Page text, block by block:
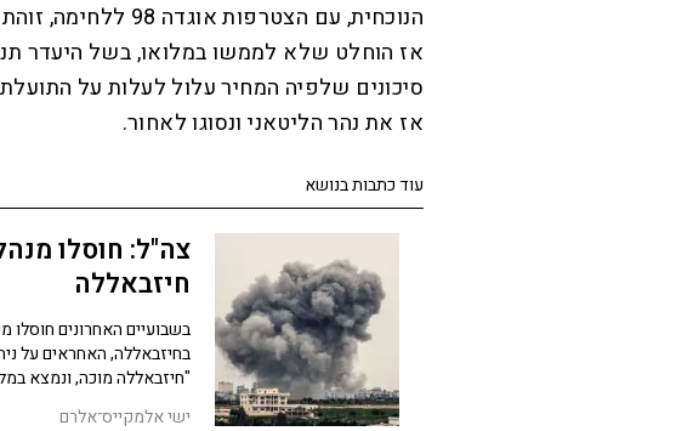
הנוכחית, עם הצטרפות
אז הוחלט שלא לממשו במלואו, בשל היעדר
סיכונים שלפיה המחיר עלול לעלות על
אז את נהר הליטאני ונסוגו לאחור.
עוד כתבות בנושא
צה"ל: חוסלו
חיזבאללה
בשבועיים האחרונים
בחיזבאללה, האחראים על
"חיזבאללה מוכה, ונמצא
ישי אלמקייס־אלרם